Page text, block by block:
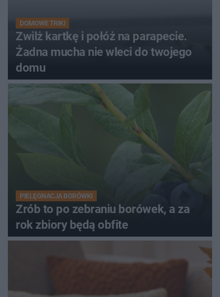
DOMOWE TRIKI
Zwilż kartkę i połóż na parapecie.
Żadna mucha nie wleci do twojego
domu
PIELĘGNACJA BORÓWKI
Zrób to po zebraniu borówek, a za
rok zbiory będą obfite